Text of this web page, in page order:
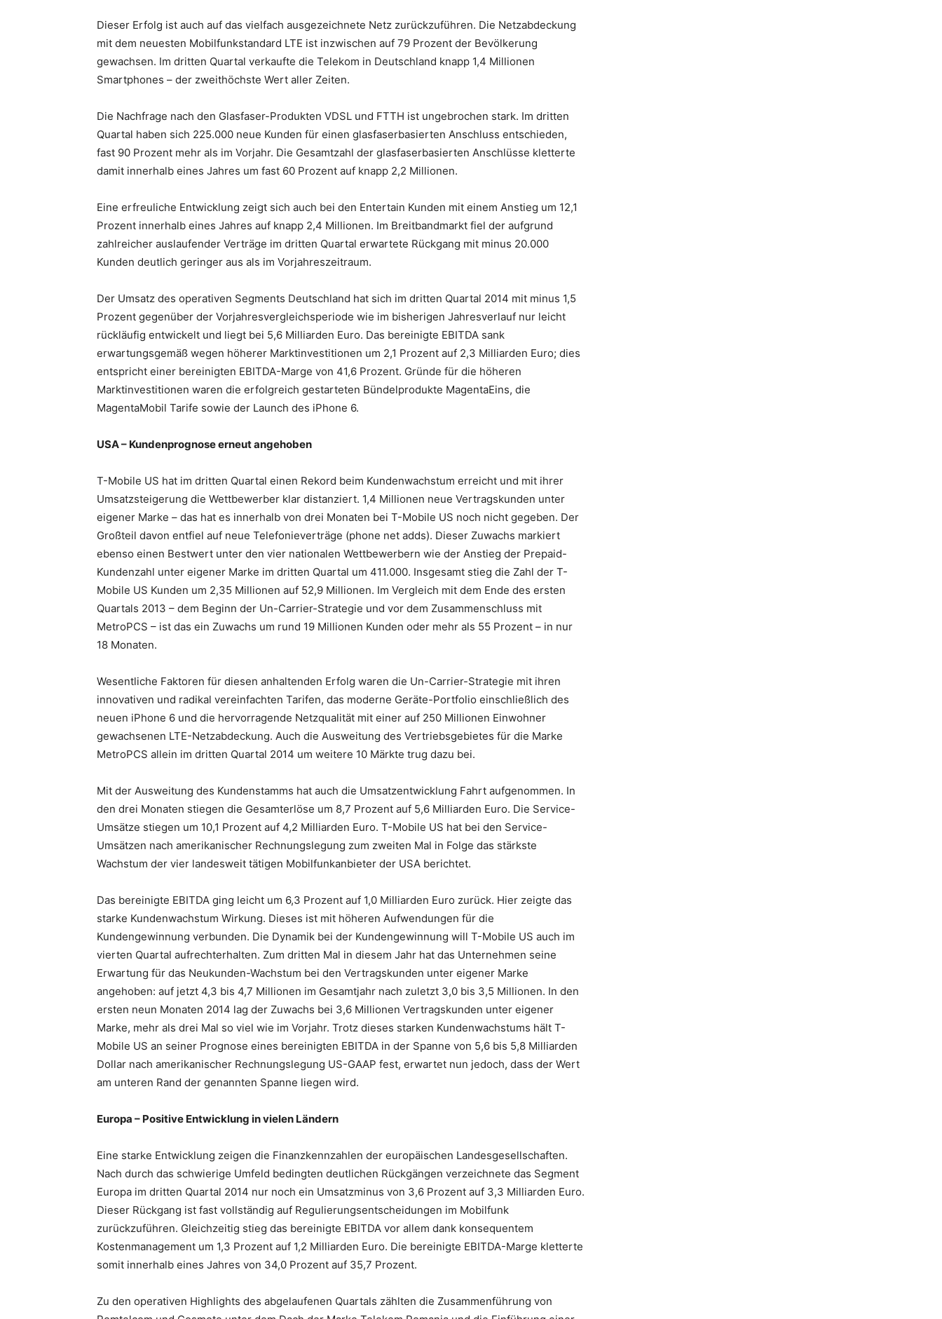
Dieser Erfolg ist auch auf das vielfach ausgezeichnete Netz zurückzuführen. Die Netzabdeckung
mit dem neuesten Mobilfunkstandard LTE ist inzwischen auf 79 Prozent der Bevölkerung
gewachsen. Im dritten Quartal verkaufte die Telekom in Deutschland knapp 1,4 Millionen
Smartphones – der zweithöchste Wert aller Zeiten.
Die Nachfrage nach den Glasfaser-Produkten VDSL und FTTH ist ungebrochen stark. Im dritten
Quartal haben sich 225.000 neue Kunden für einen glasfaserbasierten Anschluss entschieden,
fast 90 Prozent mehr als im Vorjahr. Die Gesamtzahl der glasfaserbasierten Anschlüsse kletterte
damit innerhalb eines Jahres um fast 60 Prozent auf knapp 2,2 Millionen.
Eine erfreuliche Entwicklung zeigt sich auch bei den Entertain Kunden mit einem Anstieg um 12,1
Prozent innerhalb eines Jahres auf knapp 2,4 Millionen. Im Breitbandmarkt fiel der aufgrund
zahlreicher auslaufender Verträge im dritten Quartal erwartete Rückgang mit minus 20.000
Kunden deutlich geringer aus als im Vorjahreszeitraum.
Der Umsatz des operativen Segments Deutschland hat sich im dritten Quartal 2014 mit minus 1,5
Prozent gegenüber der Vorjahresvergleichsperiode wie im bisherigen Jahresverlauf nur leicht
rückläufig entwickelt und liegt bei 5,6 Milliarden Euro. Das bereinigte EBITDA sank
erwartungsgemäß wegen höherer Marktinvestitionen um 2,1 Prozent auf 2,3 Milliarden Euro; dies
entspricht einer bereinigten EBITDA-Marge von 41,6 Prozent. Gründe für die höheren
Marktinvestitionen waren die erfolgreich gestarteten Bündelprodukte MagentaEins, die
MagentaMobil Tarife sowie der Launch des iPhone 6.
USA – Kundenprognose erneut angehoben
T-Mobile US hat im dritten Quartal einen Rekord beim Kundenwachstum erreicht und mit ihrer
Umsatzsteigerung die Wettbewerber klar distanziert. 1,4 Millionen neue Vertragskunden unter
eigener Marke – das hat es innerhalb von drei Monaten bei T-Mobile US noch nicht gegeben. Der
Großteil davon entfiel auf neue Telefonieverträge (phone net adds). Dieser Zuwachs markiert
ebenso einen Bestwert unter den vier nationalen Wettbewerbern wie der Anstieg der Prepaid-
Kundenzahl unter eigener Marke im dritten Quartal um 411.000. Insgesamt stieg die Zahl der T-
Mobile US Kunden um 2,35 Millionen auf 52,9 Millionen. Im Vergleich mit dem Ende des ersten
Quartals 2013 – dem Beginn der Un-Carrier-Strategie und vor dem Zusammenschluss mit
MetroPCS – ist das ein Zuwachs um rund 19 Millionen Kunden oder mehr als 55 Prozent – in nur
18 Monaten.
Wesentliche Faktoren für diesen anhaltenden Erfolg waren die Un-Carrier-Strategie mit ihren
innovativen und radikal vereinfachten Tarifen, das moderne Geräte-Portfolio einschließlich des
neuen iPhone 6 und die hervorragende Netzqualität mit einer auf 250 Millionen Einwohner
gewachsenen LTE-Netzabdeckung. Auch die Ausweitung des Vertriebsgebietes für die Marke
MetroPCS allein im dritten Quartal 2014 um weitere 10 Märkte trug dazu bei.
Mit der Ausweitung des Kundenstamms hat auch die Umsatzentwicklung Fahrt aufgenommen. In
den drei Monaten stiegen die Gesamterlöse um 8,7 Prozent auf 5,6 Milliarden Euro. Die Service-
Umsätze stiegen um 10,1 Prozent auf 4,2 Milliarden Euro. T-Mobile US hat bei den Service-
Umsätzen nach amerikanischer Rechnungslegung zum zweiten Mal in Folge das stärkste
Wachstum der vier landesweit tätigen Mobilfunkanbieter der USA berichtet.
Das bereinigte EBITDA ging leicht um 6,3 Prozent auf 1,0 Milliarden Euro zurück. Hier zeigte das
starke Kundenwachstum Wirkung. Dieses ist mit höheren Aufwendungen für die
Kundengewinnung verbunden. Die Dynamik bei der Kundengewinnung will T-Mobile US auch im
vierten Quartal aufrechterhalten. Zum dritten Mal in diesem Jahr hat das Unternehmen seine
Erwartung für das Neukunden-Wachstum bei den Vertragskunden unter eigener Marke
angehoben: auf jetzt 4,3 bis 4,7 Millionen im Gesamtjahr nach zuletzt 3,0 bis 3,5 Millionen. In den
ersten neun Monaten 2014 lag der Zuwachs bei 3,6 Millionen Vertragskunden unter eigener
Marke, mehr als drei Mal so viel wie im Vorjahr. Trotz dieses starken Kundenwachstums hält T-
Mobile US an seiner Prognose eines bereinigten EBITDA in der Spanne von 5,6 bis 5,8 Milliarden
Dollar nach amerikanischer Rechnungslegung US-GAAP fest, erwartet nun jedoch, dass der Wert
am unteren Rand der genannten Spanne liegen wird.
Europa – Positive Entwicklung in vielen Ländern
Eine starke Entwicklung zeigen die Finanzkennzahlen der europäischen Landesgesellschaften.
Nach durch das schwierige Umfeld bedingten deutlichen Rückgängen verzeichnete das Segment
Europa im dritten Quartal 2014 nur noch ein Umsatzminus von 3,6 Prozent auf 3,3 Milliarden Euro.
Dieser Rückgang ist fast vollständig auf Regulierungsentscheidungen im Mobilfunk
zurückzuführen. Gleichzeitig stieg das bereinigte EBITDA vor allem dank konsequentem
Kostenmanagement um 1,3 Prozent auf 1,2 Milliarden Euro. Die bereinigte EBITDA-Marge kletterte
somit innerhalb eines Jahres von 34,0 Prozent auf 35,7 Prozent.
Zu den operativen Highlights des abgelaufenen Quartals zählten die Zusammenführung von